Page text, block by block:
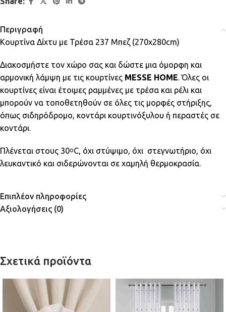
Περιγραφή
Κουρτίνα Δίχτυ με Τρέσα 237 Μπεζ (270x280cm)
Διακοσμήστε τον χώρο σας και δώστε μια όμορφη και
αρμονική λάμψη με τις κουρτίνες MESSE HOME. Όλες οι
κουρτίνες είναι έτοιμες ραμμένες με τρέσα και ρέλι και
μπορούν να τοποθετηθούν σε όλες τις μορφές στήριξης,
όπως σιδηρόδρομο, κοντάρι κουρτινόξυλου ή περαστές σε
κοντάρι.
Πλένεται στους 30οC, όχι στύψιμο, όχι στεγνωτήριο, όχι
λευκαντικό και σιδερώνονται σε χαμηλή θερμοκρασία.
Επιπλέον πληροφορίες
Αξιολογήσεις (0)
Σχετικά προϊόντα